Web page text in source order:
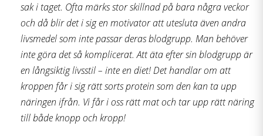
sak i taget. Ofta märks stor skillnad på bara några veckor
och då blir det i sig en motivator att utesluta även andra
livsmedel som inte passar deras blodgrupp. Man behöver
inte göra det så komplicerat. Att äta efter sin blodgrupp är
en långsiktig livsstil – inte en diet! Det handlar om att
kroppen får i sig rätt sorts protein som den kan ta upp
näringen ifrån. Vi får i oss rätt mat och tar upp rätt näring
till både knopp och kropp!